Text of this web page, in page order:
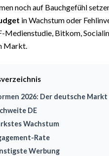
noch auf Bauchgefühl
in Wachstum oder
Medienstudie, Bitkom,
Markt.
2026: Der deutsche Markt
DE
Wachstum
Rate
Werbung